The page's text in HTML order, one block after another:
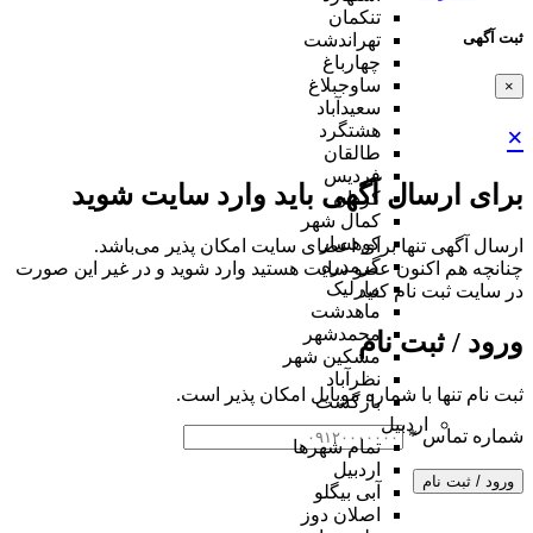
ثبت آگهی
×
×
برای ارسال آگهی باید وارد سایت شوید
ارسال آگهی تنها برای اعضای سایت امکان پذیر می‌باشد.
چنانچه هم‌ اکنون عضو سایت هستید وارد شوید و در غیر این صورت
در سایت ثبت نام کنید
ورود / ثبت نام
ثبت نام تنها با شماره موبایل امکان پذیر است.
شماره تماس*
ورود / ثبت نام
تنکمان
تهراندشت
چهارباغ
ساوجبلاغ
سعیدآباد
هشتگرد
طالقان
فردیس
کردان
کمال شهر
کوهسار
گرمدره
مارلیک
ماهدشت
محمدشهر
مشکین شهر
نظرآباد
بازگشت
اردبیل
تمام شهر‌ها
اردبیل
آبی بیگلو
اصلان دوز